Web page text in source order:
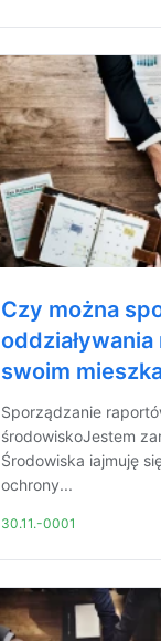
Czy można
swoim
Sporządzanie
środowiskoJestem
Środowiska iajmuję
ochrony...
30.11.-0001